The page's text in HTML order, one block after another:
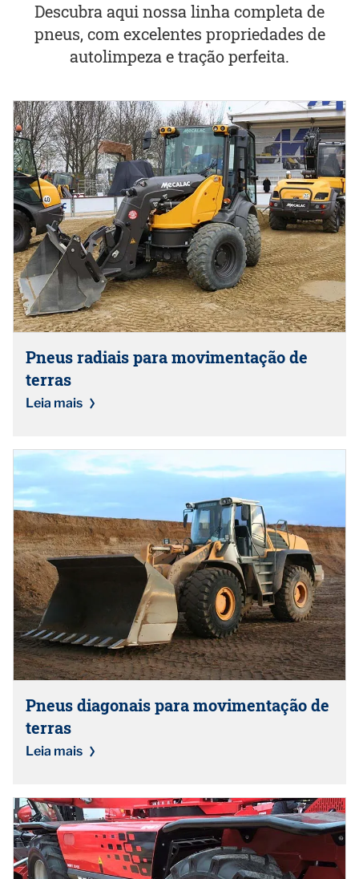
Descubra aqui nossa linha completa de
pneus, com excelentes propriedades de
autolimpeza e tração perfeita.
Pneus radiais para movimentação de
terras
Leia mais
Pneus diagonais para movimentação de
terras
Leia mais